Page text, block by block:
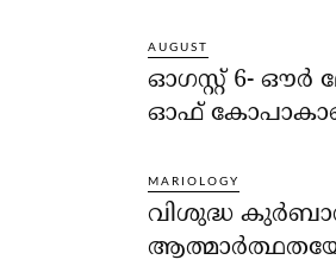
AUGUST
ഓഗസ്റ്റ് 6- ഔര്‍
ഓഫ്
MARIOLOGY
വിശുദ്ധ